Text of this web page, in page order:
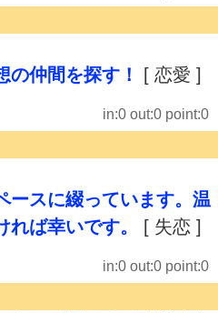
の仲間を探す！
[ 恋愛 ]
in:0 out:0 point:0
ースに綴っています。温
ば幸いです。
[ 失恋 ]
in:0 out:0 point:0